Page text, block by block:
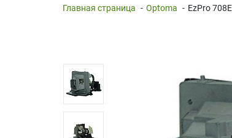
Главная страница - Optoma - EzPro 708E